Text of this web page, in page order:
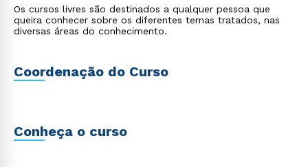
Os cursos livres são destinados a qualquer pessoa que
queira conhecer sobre os diferentes temas tratados, nas
diversas áreas do conhecimento.
Coordenação do Curso
Conheça o curso